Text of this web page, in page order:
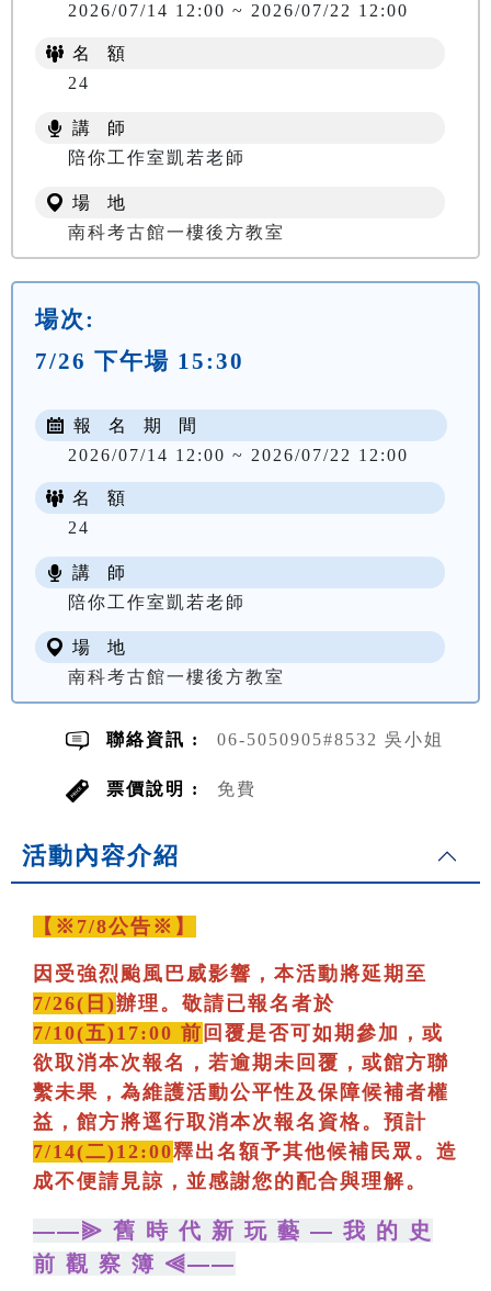
2026/07/14 12:00 ~ 2026/07/22 12:00
名 額
24
講 師
陪你工作室凱若老師
場 地
南科考古館一樓後方教室
場次:
7/26 下午場 15:30
報 名 期 間
2026/07/14 12:00 ~ 2026/07/22 12:00
名 額
24
講 師
陪你工作室凱若老師
場 地
南科考古館一樓後方教室
聯絡資訊 : 06-5050905#8532 吳小姐
票價說明 : 免費
活動內容介紹
【※7/8公告※】
因受強烈颱風巴威影響，本活動將延期至
7/26(日)辦理。敬請已報名者於
7/10(五)17:00 前 回覆是否可如期參加，或
欲取消本次報名，若逾期未回覆，或館方聯
繫未果，為維護活動公平性及保障候補者權
益，館方將逕行取消本次報名資格。預計
7/14(二)12:00釋出名額予其他候補民眾。造
成不便請見諒，並感謝您的配合與理解。
——⫸ 舊 時 代 新 玩 藝 — 我 的 史
前 觀 察 簿 ⫷——